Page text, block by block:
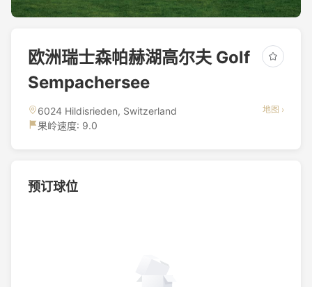
欧洲瑞士森帕赫湖高尔夫 Golf
Sempachersee
6024 Hildisrieden, Switzerland 地图 ›
果岭速度: 9.0
预订球位